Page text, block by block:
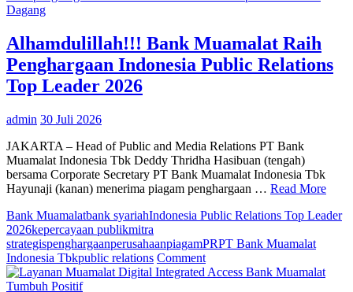
Aice
Mantap
di
Jadi
Wirausaha
Mandiri
Dagang
Alhamdulillah!!! Bank Muamalat Raih
Penghargaan Indonesia Public Relations
Top Leader 2026
admin 30 Juli 2026
JAKARTA – Head of Public and Media Relations PT Bank
Muamalat Indonesia Tbk Deddy Thridha Hasibuan (tengah)
bersama Corporate Secretary PT Bank Muamalat Indonesia Tbk
Hayunaji (kanan) menerima piagam penghargaan … Read More
Bank Muamalatbank syariahIndonesia Public Relations Top Leader
2026kepercayaan publikmitra
strategispenghargaanperusahaanpiagamPRPT Bank Muamalat
Indonesia Tbkpublic relations Commenton
Alhamdulillah!!!